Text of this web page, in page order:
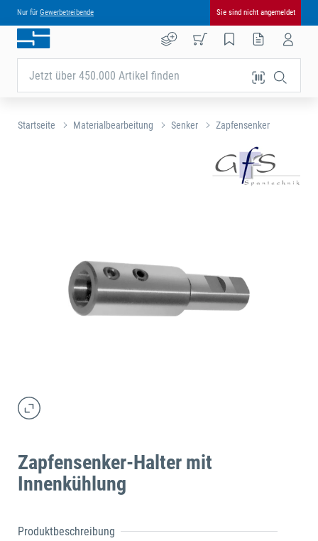
Nur für Gewerbetreibende Sie sind nicht angemeldet
Jetzt über 450.000 Artikel finden
Startseite Materialbearbeitung Senker Zapfensenker
Zapfensenker-Halter mit
Innenkühlung
Produktbeschreibung